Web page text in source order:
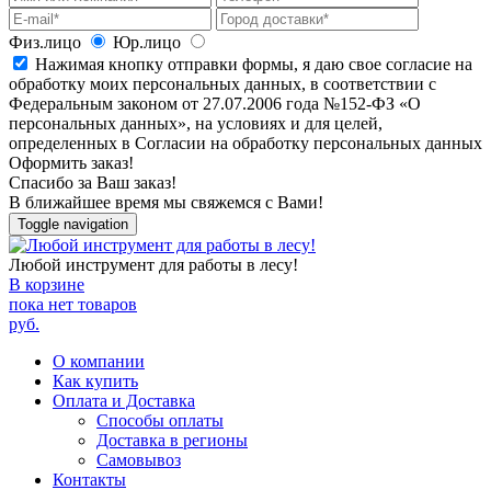
Физ.лицо
Юр.лицо
Нажимая кнопку отправки формы, я даю свое согласие на
обработку моих персональных данных, в соответствии с
Федеральным законом от 27.07.2006 года №152-ФЗ «О
персональных данных», на условиях и для целей,
определенных в Согласии на обработку персональных данных
Оформить заказ!
Спасибо за Ваш заказ!
В ближайшее время мы свяжемся с Вами!
Toggle navigation
Любой инструмент для работы в лесу!
В корзине
пока нет товаров
руб.
О компании
Как купить
Оплата и Доставка
Способы оплаты
Доставка в регионы
Самовывоз
Контакты